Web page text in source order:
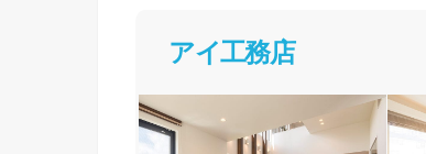
アイ工務店